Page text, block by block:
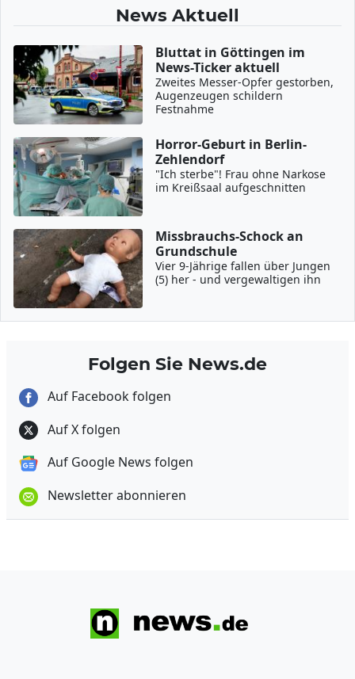
News Aktuell
Bluttat in Göttingen im
News-Ticker aktuell
Zweites Messer-Opfer gestorben,
Augenzeugen schildern
Festnahme
Horror-Geburt in Berlin-
Zehlendorf
"Ich sterbe"! Frau ohne Narkose
im Kreißsaal aufgeschnitten
Missbrauchs-Schock an
Grundschule
Vier 9-Jährige fallen über Jungen
(5) her - und vergewaltigen ihn
Folgen Sie News.de
Auf Facebook folgen
Auf X folgen
Auf Google News folgen
Newsletter abonnieren